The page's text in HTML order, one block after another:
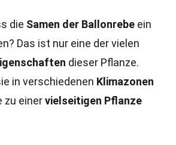
die Samen der Ballonrebe ein
Das ist nur eine der vielen
dieser Pflanze.
in verschiedenen Klimazonen
zu einervielseitigen Pflanze